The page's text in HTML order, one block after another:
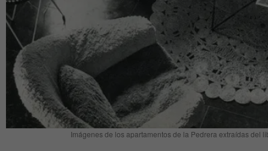
Imágenes de los apartamentos de la Pedrera extraídas del